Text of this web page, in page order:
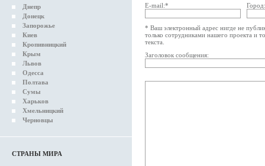
Днепр
Донецк
Запорожье
Киев
Кропивницкий
Крым
Львов
Одесса
Полтава
Сумы
Харьков
Хмельницкий
Черновцы
СТРАНЫ МИРА
E-mail:* Город:
* Ваш электронный адрес нигде не
только сотрудниками нашего проекта и
текста.
Заголовок сообщения: